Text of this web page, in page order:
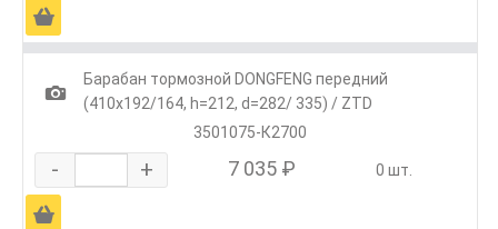
Ä
1
Барабан тормозной DONGFENG передний
(410x192/164, h=212, d=282/ 335) / ZTD
3501075-К2700
- + 7 035 ₽ 0 шт.
Ä